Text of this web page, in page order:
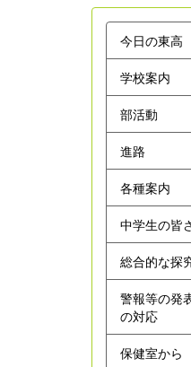
今日の東高
学校案内
部活動
進路
各種案内
中学生の皆
総合的な探
警報等の発
の対応
保健室から